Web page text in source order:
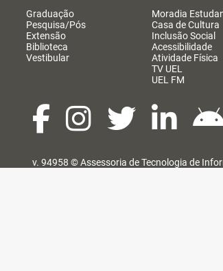
Graduação
Pesquisa/Pós
Extensão
Biblioteca
Vestibular
Moradia
Casa de Cultura
Inclusão Social
Acessibilidade
Atividade Física
TV UEL
UEL FM
v. 94958 ©Assessoria de Tecnologia de